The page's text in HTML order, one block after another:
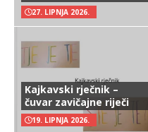
27. LIPNJA 2026.
Kajkavski rječnik –
čuvar zavičajne riječi
19. LIPNJA 2026.